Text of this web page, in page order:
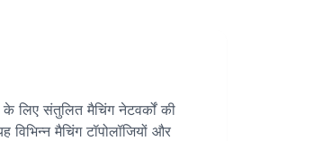
लिए संतुलित मैचिंग नेटवर्कों की
मैचिंग टॉपोलॉजियों और